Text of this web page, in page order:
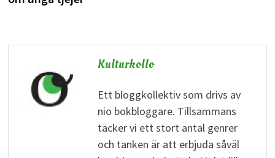
Kulturkollo
Ett bloggkollektiv som drivs av
nio bokbloggare. Tillsammans
täcker vi ett stort antal genrer
och tanken är att erbjuda såväl